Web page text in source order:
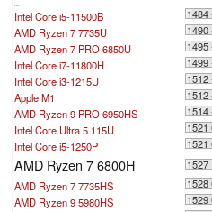
Intel Core i5-11500B
1484
AMD Ryzen 7 7735U
1490
AMD Ryzen 7 PRO 6850U
1495
Intel Core i7-11800H
1499
Intel Core i3-1215U
1512
Apple M1
1512
AMD Ryzen 9 PRO 6950HS
1514
Intel Core Ultra 5 115U
1521
Intel Core i5-1250P
1521
AMD Ryzen 7 6800H
1527
AMD Ryzen 7 7735HS
1528
AMD Ryzen 9 5980HS
1529